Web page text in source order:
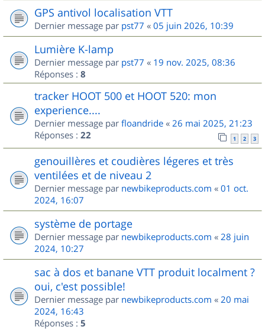
GPS antivol localisation VTT
Dernier message par pst77 « 05 juin 2026, 10:39
Lumière K-lamp
Dernier message par pst77 « 19 nov. 2025, 08:36
Réponses : 8
tracker HOOT 500 et HOOT 520: mon
experience....
Dernier message par floandride « 26 mai 2025, 21:23
Réponses : 22 1 2 3
genouillères et coudières légeres et très
ventilées et de niveau 2
Dernier message par newbikeproducts.com « 01 oct.
2024, 16:07
système de portage
Dernier message par newbikeproducts.com « 28 juin
2024, 10:27
sac à dos et banane VTT produit localment ?
oui, c'est possible!
Dernier message par newbikeproducts.com « 20 mai
2024, 16:43
Réponses : 5